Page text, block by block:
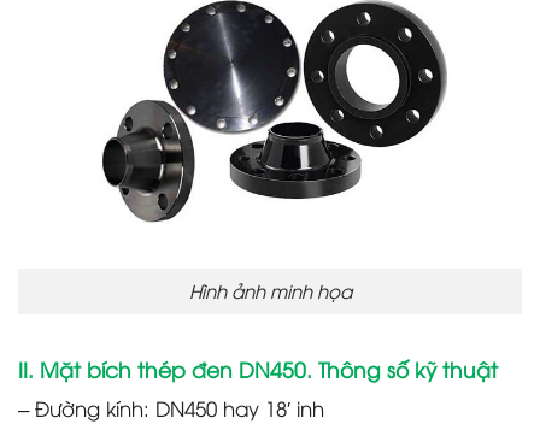
Hình ảnh minh họa
II. Mặt bích thép đen DN450. Thông số kỹ thuật
– Đường kính: DN450 hay 18′ inh